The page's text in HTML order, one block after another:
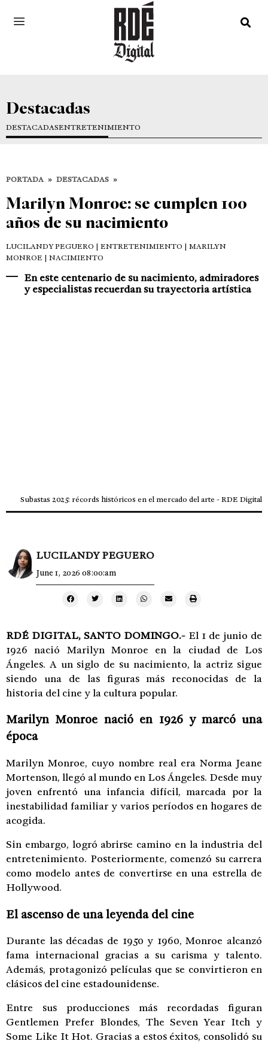
Destacadas
DESTACADASENTRETENIMIENTO
PORTADA » DESTACADAS »
Marilyn Monroe: se cumplen 100
años de su nacimiento
LUCILANDY PEGUERO | ENTRETENIMIENTO | MARILYN
MONROE | NACIMIENTO
En este centenario de su nacimiento, admiradores
y especialistas recuerdan su trayectoria artística
Subastas 2025: récords históricos en el mercado del arte - RDE Digital
LUCILANDY PEGUERO
June 1, 2026 08:00:am
RDÉ DIGITAL, SANTO DOMINGO.- El 1 de junio de
1926 nació Marilyn Monroe en la ciudad de Los
Ángeles. A un siglo de su nacimiento, la actriz sigue
siendo una de las figuras más reconocidas de la
historia del cine y la cultura popular.
Marilyn Monroe nació en 1926 y marcó una
época
Marilyn Monroe, cuyo nombre real era Norma Jeane
Mortenson, llegó al mundo en Los Ángeles. Desde muy
joven enfrentó una infancia difícil, marcada por la
inestabilidad familiar y varios períodos en hogares de
acogida.
Sin embargo, logró abrirse camino en la industria del
entretenimiento. Posteriormente, comenzó su carrera
como modelo antes de convertirse en una estrella de
Hollywood.
El ascenso de una leyenda del cine
Durante las décadas de 1950 y 1960, Monroe alcanzó
fama internacional gracias a su carisma y talento.
Además, protagonizó películas que se convirtieron en
clásicos del cine estadounidense.
Entre sus producciones más recordadas figuran
Gentlemen Prefer Blondes, The Seven Year Itch y
Some Like It Hot. Gracias a estos éxitos, consolidó su